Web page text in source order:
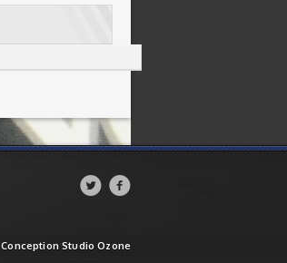
 
Conception Studio Ozone